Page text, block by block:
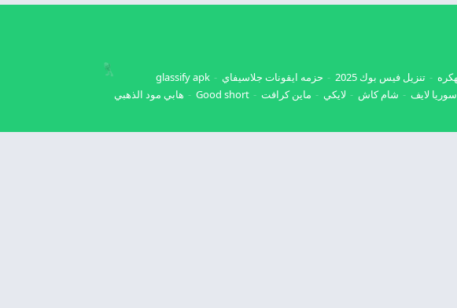
تنزيل فيس بوك 2025 حزمه ايقونات جلاسيفاي
glassify apk
سوريا لايف شام كاش لايكي ماين كرافت Good short
هابي مود الذهبي